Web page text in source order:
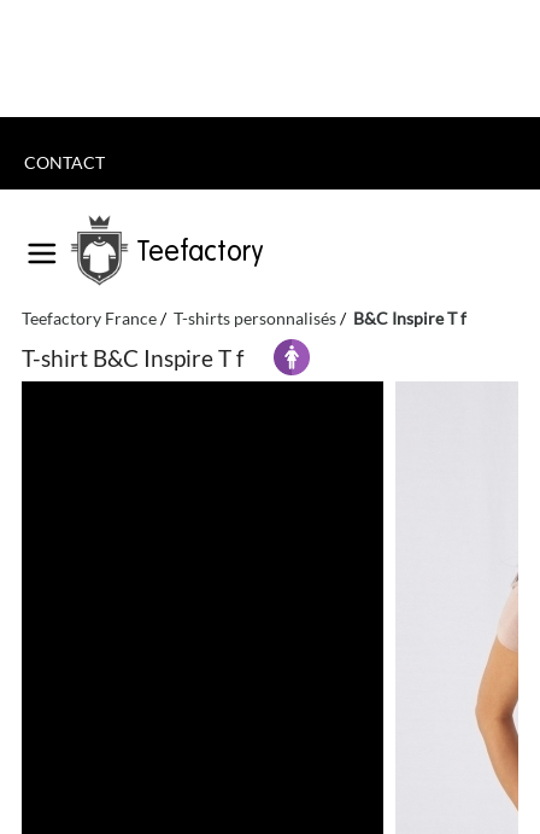
CONTACT
Teefactory
Teefactory France T-shirts personnalisés B&C Inspire T f
T-shirt B&C Inspire T f